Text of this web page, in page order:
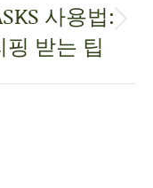
사용법:
핑 받는 팁